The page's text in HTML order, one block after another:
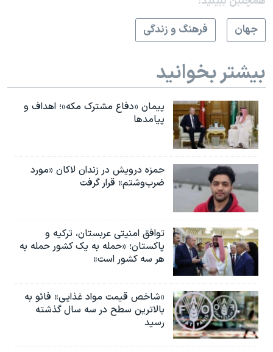
جهان
فرهنگ و زندگی
بیشتر بخوانید
پیمان «دفاع مشترک مکه»؛ اهداف و
پیامدها
حمزه درویش در زندان لاکان «مورد
ضرب‌وشتم» قرار گرفت
توافق امنیتی عربستان، ترکیه و
پاکستان؛ «حمله به یک کشور حمله به
هر سه کشور است»
«شاخص قیمت مواد غذایی» فائو به
بالاترین سطح در سه سال گذشته
رسید